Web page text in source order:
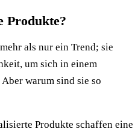
Produkte?
als nur ein Trend; sie
um sich in einem
warum sind sie so
Produkte schaffen eine